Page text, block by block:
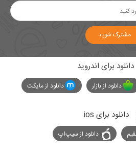
مشترک شوید
دانلود برای اندروید
دانلود از بازار دانلود از مایکت
دانلود برای ios
دانلود از سیپ‌اپ